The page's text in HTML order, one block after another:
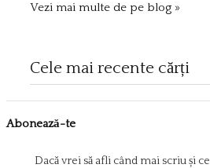
Vezi mai multe de pe blog »
Cele mai recente cărți
Abonează-te
Dacă vrei să afli când mai scriu și ce